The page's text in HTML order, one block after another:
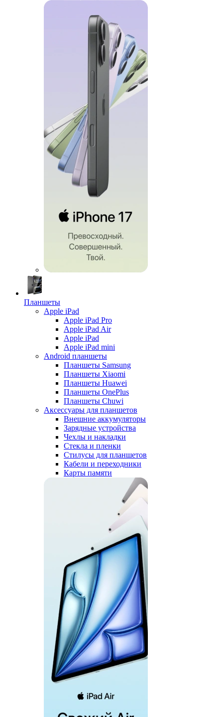
Планшеты
Apple iPad
Apple iPad Pro
Apple iPad Air
Apple iPad
Apple iPad mini
Android планшеты
Планшеты Samsung
Планшеты Xiaomi
Планшеты Huawei
Планшеты OnePlus
Планшеты Chuwi
Аксессуары для планшетов
Внешние аккумуляторы
Зарядные устройства
Чехлы и накладки
Стекла и пленки
Стилусы для планшетов
Кабели и переходники
Карты памяти